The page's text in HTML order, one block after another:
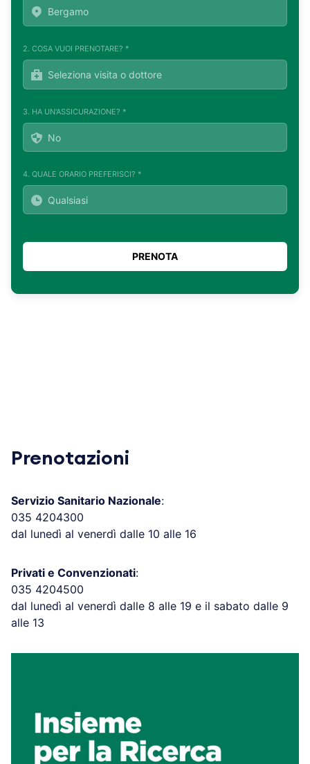
2. COSA VUOI PRENOTARE? *
3. HA UN'ASSICURAZIONE? *
4. QUALE ORARIO PREFERISCI? *
Prenotazioni
Servizio Sanitario Nazionale:
035 4204300
dal lunedì al venerdì dalle 10 alle 16
Privati e Convenzionati:
035 4204500
dal lunedì al venerdì dalle 8 alle 19 e il sabato dalle 9
alle 13